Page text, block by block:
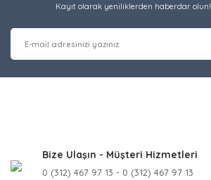
Kayıt olarak yeniliklerden haberdar olun!
Bize Ulaşın - Müşteri Hizmetleri
0 (312) 467 97 13 - 0 (312) 467 97 13